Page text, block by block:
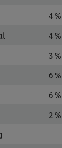
4 %
4 %
3 %
6 %
6 %
2 %